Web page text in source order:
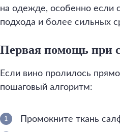
на одежде, особенно если
подхода и более сильных
Первая помощь при
Если вино пролилось
пошаговый алгоритм:
Промокните ткань